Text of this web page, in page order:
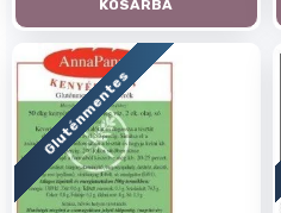
KOSÁRBA
Gluténmentes